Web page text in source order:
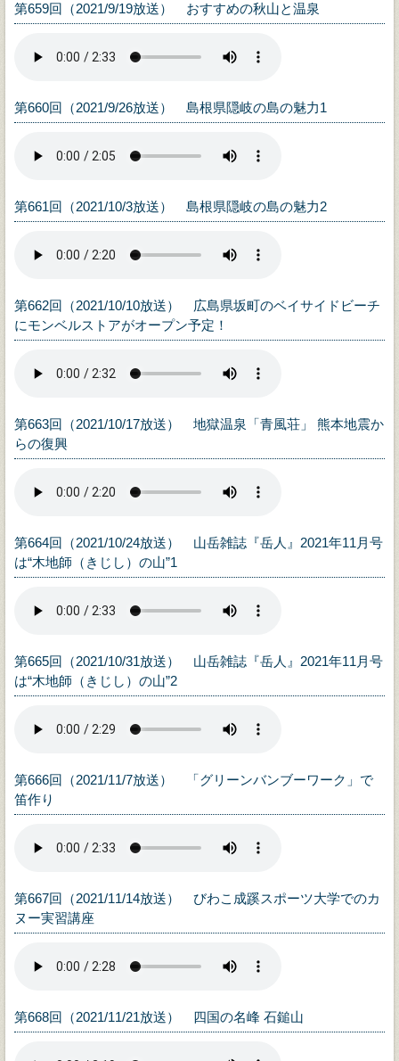
第659回（2021/9/19放送） おすすめの秋山と温泉
第660回（2021/9/26放送） 島根県隠岐の島の魅力1
第661回（2021/10/3放送） 島根県隠岐の島の魅力2
第662回（2021/10/10放送） 広島県坂町のベイサイドビーチ
にモンベルストアがオープン予定！
第663回（2021/10/17放送） 地獄温泉「青風荘」 熊本地震か
らの復興
第664回（2021/10/24放送） 山岳雑誌『岳人』2021年11月号
は“木地師（きじし）の山”1
第665回（2021/10/31放送） 山岳雑誌『岳人』2021年11月号
は“木地師（きじし）の山”2
第666回（2021/11/7放送） 「グリーンバンブーワーク」で
笛作り
第667回（2021/11/14放送） びわこ成蹊スポーツ大学でのカ
ヌー実習講座
第668回（2021/11/21放送） 四国の名峰 石鎚山